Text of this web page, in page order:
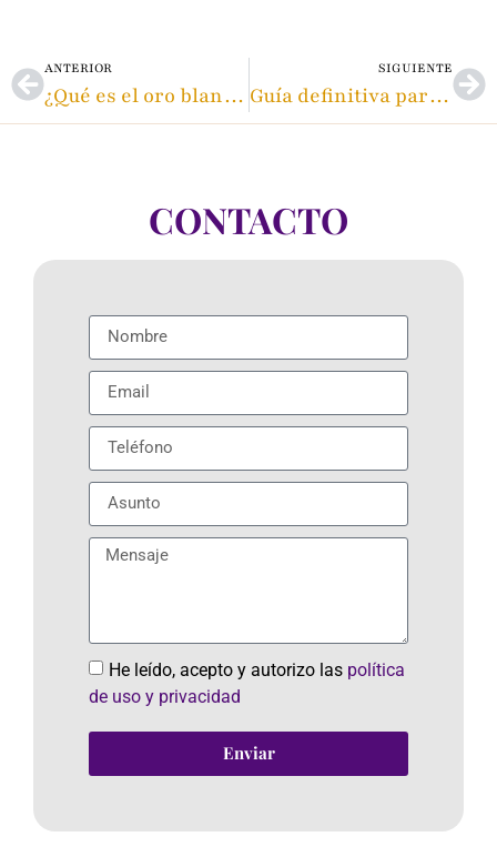
ANTERIOR
¿Qué es el oro blanco y cuál es su propuesta de valor?
SIGUIENTE
Guía definitiva para invertir en relojes de lujo de segunda mano
CONTACTO
He leído, acepto y autorizo las política
de uso y privacidad
Enviar